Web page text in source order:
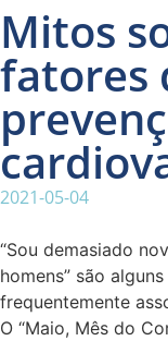
Mitos
fatores
2021-05-04
“Sou demasiado
homens” são
frequentemente
O “Maio, Mês do